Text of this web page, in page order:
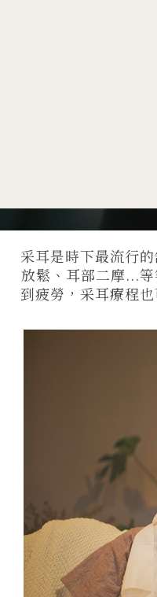
采耳是時下最流行
放鬆、耳部二摩...
到疲勞，采耳療程